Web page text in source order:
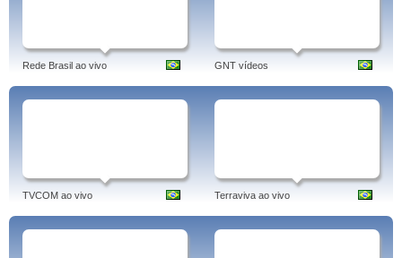
Rede Brasil ao vivo GNT vídeos
TVCOM ao vivo Terraviva ao vivo